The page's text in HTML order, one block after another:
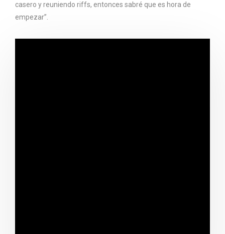
casero y reuniendo riffs, entonces sabré que es hora de
empezar”.